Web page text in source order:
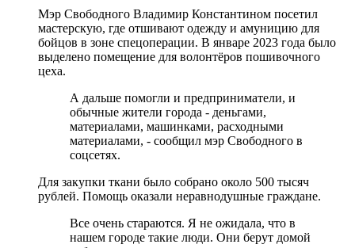
Мэр Свободного Владимир Константином посетил
мастерскую, где отшивают одежду и амуницию для
бойцов в зоне спецоперации. В январе 2023 года было
выделено помещение для волонтёров пошивочного
цеха.
А дальше помогли и предприниматели, и
обычные жители города - деньгами,
материалами, машинками, расходными
материалами, - сообщил мэр Свободного в
соцсетях.
Для закупки ткани было собрано около 500 тысяч
рублей. Помощь оказали неравнодушные граждане.
Все очень стараются. Я не ожидала, что в
нашем городе такие люди. Они берут домой